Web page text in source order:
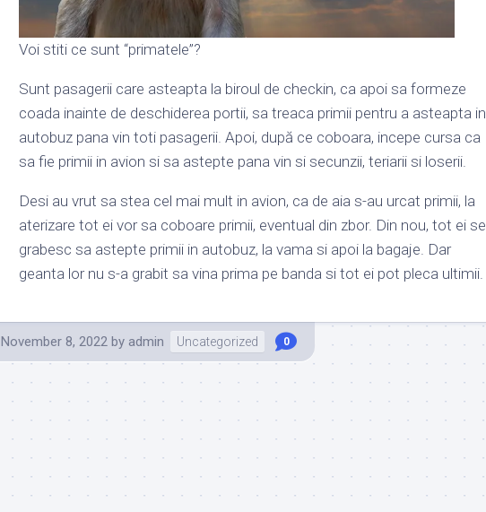
Voi stiti ce sunt “primatele”?
Sunt pasagerii care asteapta la biroul de checkin, ca apoi sa formeze
coada inainte de deschiderea portii, sa treaca primii pentru a asteapta in
autobuz pana vin toti pasagerii. Apoi, după ce coboara, incepe cursa ca
sa fie primii in avion si sa astepte pana vin si secunzii, teriarii si loserii.
Desi au vrut sa stea cel mai mult in avion, ca de aia s-au urcat primii, la
aterizare tot ei vor sa coboare primii, eventual din zbor. Din nou, tot ei se
grabesc sa astepte primii in autobuz, la vama si apoi la bagaje. Dar
geanta lor nu s-a grabit sa vina prima pe banda si tot ei pot pleca ultimii.
November 8, 2022 by admin Uncategorized 0